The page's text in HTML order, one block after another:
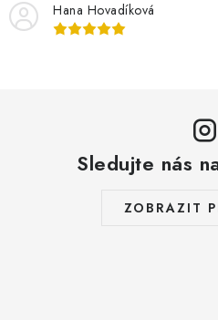
Hana Hovadíková
Sledujte nás
ZOBRAZIT